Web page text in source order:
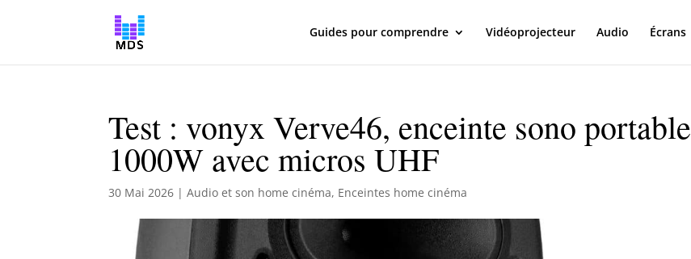
Guides pour comprendre Vidéoprojecteur Audio Écrans
Test : vonyx Verve46, enceinte sono portable
1000W avec micros UHF
30 Mai 2026 |Audio et son home cinéma, Enceintes home cinéma